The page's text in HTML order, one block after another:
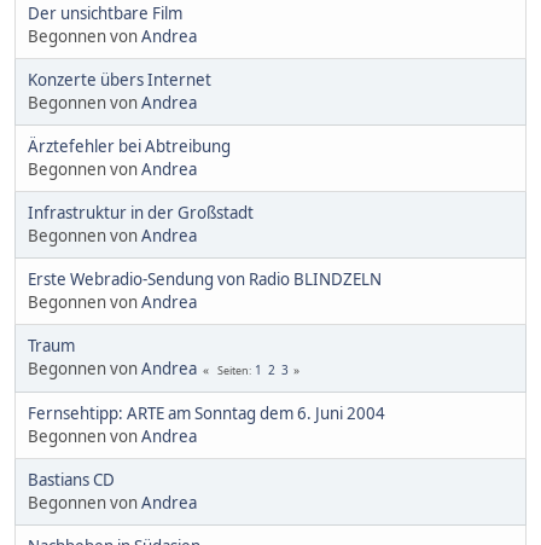
Der unsichtbare Film
Begonnen vonAndrea
Konzerte übers Internet
Begonnen vonAndrea
Ärztefehler bei Abtreibung
Begonnen vonAndrea
Infrastruktur in der Großstadt
Begonnen vonAndrea
Erste Webradio-Sendung von Radio BLINDZELN
Begonnen vonAndrea
Traum
Begonnen vonAndrea Seiten 1 2 3
Fernsehtipp: ARTE am Sonntag dem 6. Juni 2004
Begonnen vonAndrea
Bastians CD
Begonnen vonAndrea